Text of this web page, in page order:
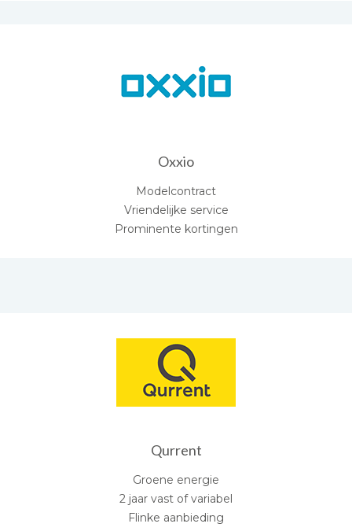
Oxxio
Modelcontract
Vriendelijke service
Prominente kortingen
Qurrent
Groene energie
2 jaar vast of variabel
Flinke aanbieding